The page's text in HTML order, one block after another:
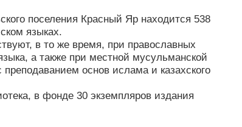
поселения Красный Яр находится 538
языках.
в то же время, при православных
а также при местной мусульманской
основ ислама и казахского
в фонде 30 экземпляров издания